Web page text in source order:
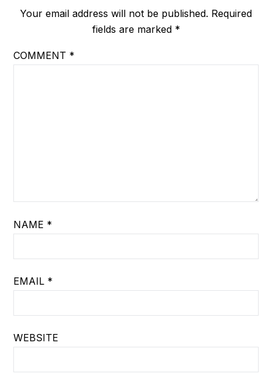
Your email address will not be published. Required
fields are marked *
COMMENT *
NAME *
EMAIL *
WEBSITE